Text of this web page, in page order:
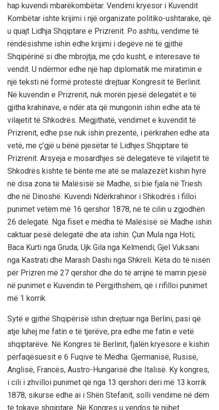
hap kuvendi mbarëkombëtar. Vendimi kryesor i Kuvendit
Kombëtar ishte krijimi i një organizate politiko-ushtarake, që
u quajt Lidhja Shqiptare e Prizrenit. Po ashtu, vendime të
rëndësishme ishin edhe krijimi i degëve në të gjithë
Shqipërinë si dhe mbrojtja, me çdo kusht, e interesave të
vendit. U ndërmor edhe një hap diplomatik me miratimin e
një teksti në formë protestë drejtuar Kongresit të Berlinit.
Në kuvendin e Prizrenit, nuk morën pjesë delegatët e të
gjitha krahinave, e ndër ata që mungonin ishin edhe ata të
vilajetit të Shkodrës. Megjithatë, vendimet e kuvendit të
Prizrenit, edhe pse nuk ishin prezentë, i përkrahen edhe ata
vetë, me ç’gjë u bënë pjesëtar të Lidhjes Shqiptare të
Prizrenit. Arsyeja e mosardhjes së delegatëve të vilajetit të
Shkodrës kishte të bënte me atë se malazezët kishin hyrë
në disa zona të Malësisë së Madhe, si bie fjala në Triesh
dhe në Dinoshë. Kuvendi Ndërkrahinor i Shkodrës i filloi
punimet vetëm më 16 qershor 1878, në të cilin u zgjodhën
26 delegatë. Nga fiset e mëdha të Malësisë së Madhe ishin
caktuar pesë delegatë dhe ata ishin: Çun Mula nga Hoti;
Baca Kurti nga Gruda; Ujk Gila nga Kelmendi; Gjel Vuksani
nga Kastrati dhe Marash Dashi nga Shkreli. Këta do të nisën
për Prizren më 27 qershor dhe do të arrijnë të marrin pjesë
në punimet e Kuvendin të Përgjithshëm, që i rifilloi punimet
më 1 korrik.
Sytë e gjithë Shqipërisë ishin drejtuar nga Berlini, pasi që
atje luhej me fatin e të tjerëve, pra edhe me fatin e vetë
shqiptarëve. Në Kongres të Berlinit, fjalën kryesore e kishin
përfaqësuesit e 6 Fuqive të Mëdha: Gjermanisë, Rusisë,
Anglisë, Francës, Austro-Hungarisë dhe Italisë. Ky kongres,
i cili i zhvilloi punimet që nga 13 qershori deri më 13 korrik
1878, sikurse edhe ai i Shën Stefanit, solli vendime në dëm
të tokave shqiptare. Në Kongres u vendos të njihet